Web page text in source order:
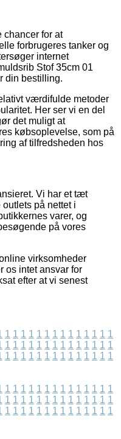
chancer for at
forbrugeres tanker og
internet
Stof 35cm 01
din bestilling.
værdifulde metoder
Her ser vi en del
det muligt at
købsoplevelse, som på
af tilfredsheden hos
Vi har et tæt
på nettet i
varer, og
på vores
virksomheder
os intet ansvar for
efter at vi senest
1 1 1 1 1 1 1 1 1 1 1 1 1 1
1 1 1 1 1 1 1 1 1 1 1 1 1 1
1 1 1 1 1 1 1 1 1 1 1 1 1 1
1 1 1 1 1 1 1 1 1 1 1 1 1 1
1 1 1 1 1 1 1 1 1 1 1 1 1 1
1 1 1 1 1 1 1 1 1 1 1 1 1 1